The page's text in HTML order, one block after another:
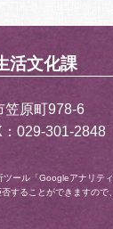
活文化課
原町978-6
029-301-2848
ール「Googleアナリテ
することができますの